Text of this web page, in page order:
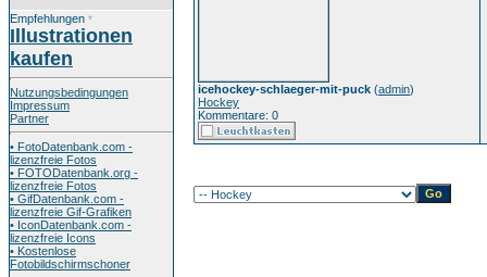
Empfehlungen *
Illustrationen
kaufen
Nutzungsbedingungen
Impressum
Partner
• FotoDatenbank.com -
lizenzfreie Fotos
• FOTODatenbank.org -
lizenzfreie Fotos
• GifDatenbank.com -
lizenzfreie Gif-Grafiken
• IconDatenbank.com -
lizenzfreie Icons
• Kostenlose
Fotobildschirmschoner
icehockey-schlaeger-mit-puck (admin)
Hockey
Kommentare: 0